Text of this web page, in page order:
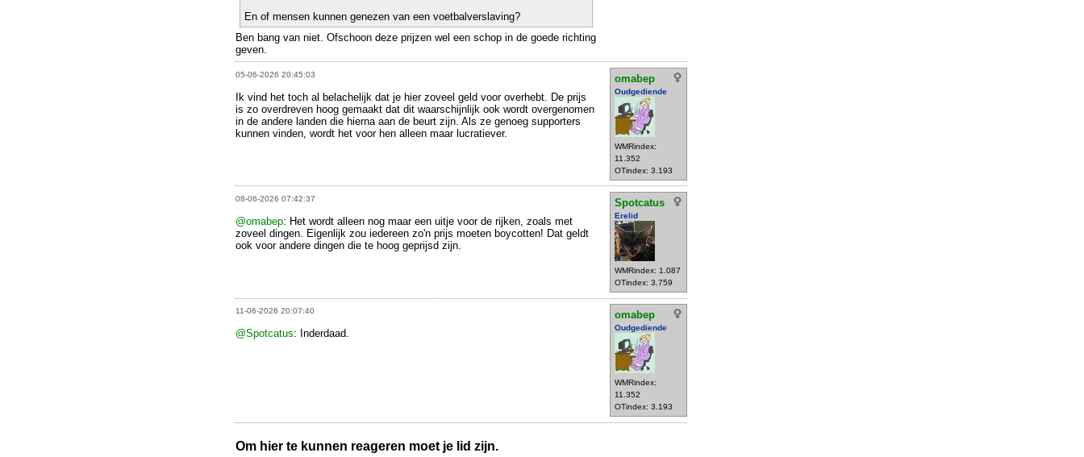
En of mensen kunnen genezen van een voetbalverslaving?
Ben bang van niet. Ofschoon deze prijzen wel een schop in de goede richting
geven.
05-06-2026 20:45:03 omabep
Oudgediende
WMRindex:
11.352
OTindex: 3.193
Ik vind het toch al belachelijk dat je hier zoveel geld voor overhebt. De prijs
is zo overdreven hoog gemaakt dat dit waarschijnlijk ook wordt overgenomen
in de andere landen die hierna aan de beurt zijn. Als ze genoeg supporters
kunnen vinden, wordt het voor hen alleen maar lucratiever.
08-06-2026 07:42:37 Spotcatus
Erelid
WMRindex: 1.087
OTindex: 3.759
@omabep: Het wordt alleen nog maar een uitje voor de rijken, zoals met
zoveel dingen. Eigenlijk zou iedereen zo'n prijs moeten boycotten! Dat geldt
ook voor andere dingen die te hoog geprijsd zijn.
11-06-2026 20:07:40 omabep
Oudgediende
WMRindex:
11.352
OTindex: 3.193
@Spotcatus: Inderdaad.
Om hier te kunnen reageren moet je lid zijn.